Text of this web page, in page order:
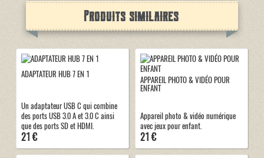
Produits similaires
ADAPTATEUR HUB 7 EN 1
Un adaptateur USB C qui combine
des ports USB 3.0 A et 3.0 C ainsi
que des ports SD et HDMI.
21 €
APPAREIL PHOTO & VIDÉO POUR
ENFANT
Appareil photo & vidéo numérique
avec jeux pour enfant.
21 €